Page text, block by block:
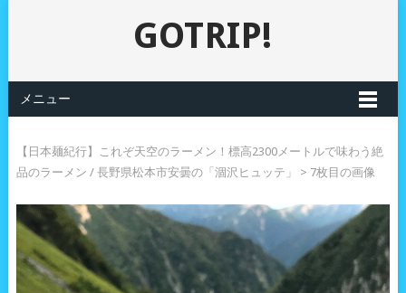
GOTRIP!
メニュー
【日本麺紀行】これぞ天空のラーメン！標高2300メートルで味わう絶
品のラーメン / 長野県松本市安曇の「涸沢ヒュッテ」
> 7枚目の画像